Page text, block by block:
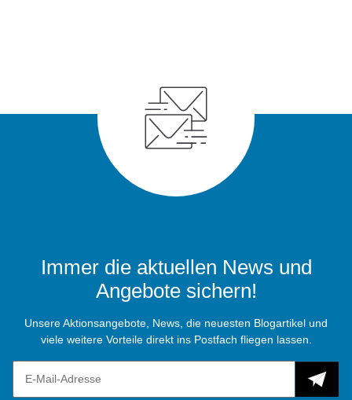
Immer die aktuellen News und
Angebote sichern!
Unsere Aktionsangebote, News, die neuesten Blogartikel und
viele weitere Vorteile direkt ins Postfach fliegen lassen.